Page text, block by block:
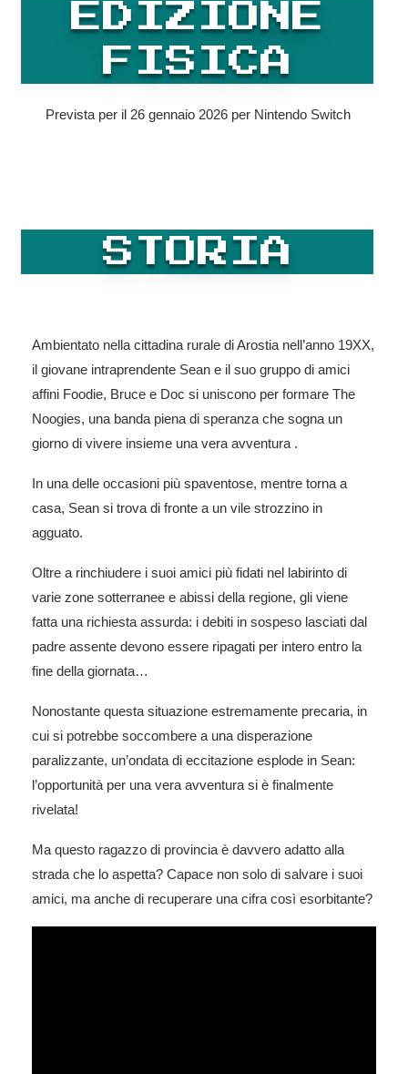
EDIZIONE
FISICA
Prevista per il 26 gennaio 2026 per Nintendo Switch
STORIA
Ambientato nella cittadina rurale di Arostia nell’anno 19XX,
il giovane intraprendente Sean e il suo gruppo di amici
affini Foodie, Bruce e Doc si uniscono per formare The
Noogies, una banda piena di speranza che sogna un
giorno di vivere insieme una vera avventura .
In una delle occasioni più spaventose, mentre torna a
casa, Sean si trova di fronte a un vile strozzino in
agguato.
Oltre a rinchiudere i suoi amici più fidati nel labirinto di
varie zone sotterranee e abissi della regione, gli viene
fatta una richiesta assurda: i debiti in sospeso lasciati dal
padre assente devono essere ripagati per intero entro la
fine della giornata…
Nonostante questa situazione estremamente precaria, in
cui si potrebbe soccombere a una disperazione
paralizzante, un’ondata di eccitazione esplode in Sean:
l’opportunità per una vera avventura si è finalmente
rivelata!
Ma questo ragazzo di provincia è davvero adatto alla
strada che lo aspetta? Capace non solo di salvare i suoi
amici, ma anche di recuperare una cifra così esorbitante?